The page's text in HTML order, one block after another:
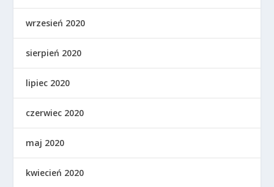
wrzesień 2020
sierpień 2020
lipiec 2020
czerwiec 2020
maj 2020
kwiecień 2020